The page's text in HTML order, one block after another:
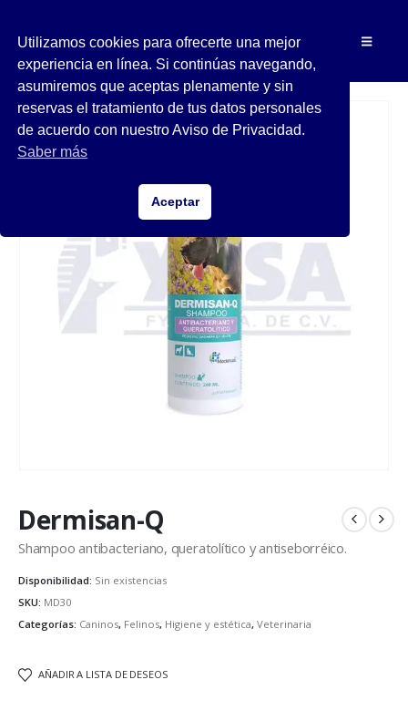
Dermisan-Q
Shampoo antibacteriano, queratolítico y antiseborréico.
Disponibilidad: Sin existencias
SKU: MD30
Categorías: Caninos, Felinos, Higiene y estética, Veterinaria
AÑADIR A LISTA DE DESEOS
Utilizamos cookies para ofrecerte una mejor
experiencia en línea. Si continúas navegando,
asumiremos que aceptas plenamente y sin
reservas el tratamiento de tus datos personales
de acuerdo con nuestro Aviso de Privacidad.
Saber más
Aceptar